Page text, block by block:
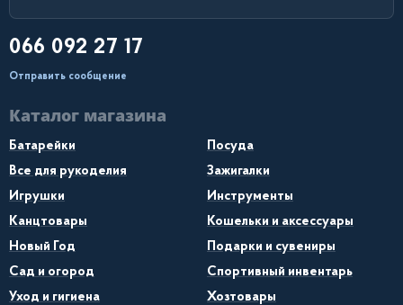
066 092 27 17
Отправить сообщение
Каталог магазина
Батарейки
Посуда
Все для рукоделия
Зажигалки
Игрушки
Инструменты
Канцтовары
Кошельки и аксессуары
Новый Год
Подарки и сувениры
Сад и огород
Спортивный инвентарь
Уход и гигиена
Хозтовары